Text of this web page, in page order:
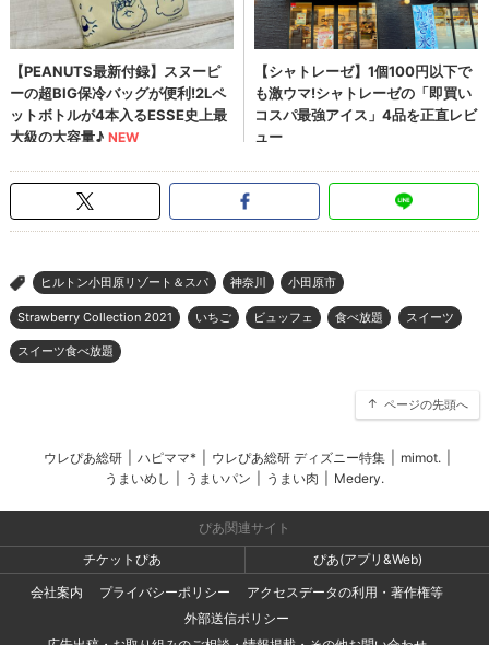
> ヒルトン小田原リゾート＆スパ 神奈川 小田原市
Strawberry Collection 2021 いちご ビュッフェ 食べ放題 スイーツ
スイーツ食べ放題
ページの先頭へ
ウレぴあ総研 ハピママ* ウレぴあ総研 ディズニー特集 mimot.
うまいめし
うまいパン うまい肉 Medery.
ぴあ関連サイト
チケットぴあ
ぴあ(アプリ&Web)
会社案内
プライバシーポリシー
アクセスデータの利用・著作権等
外部送信ポリシー